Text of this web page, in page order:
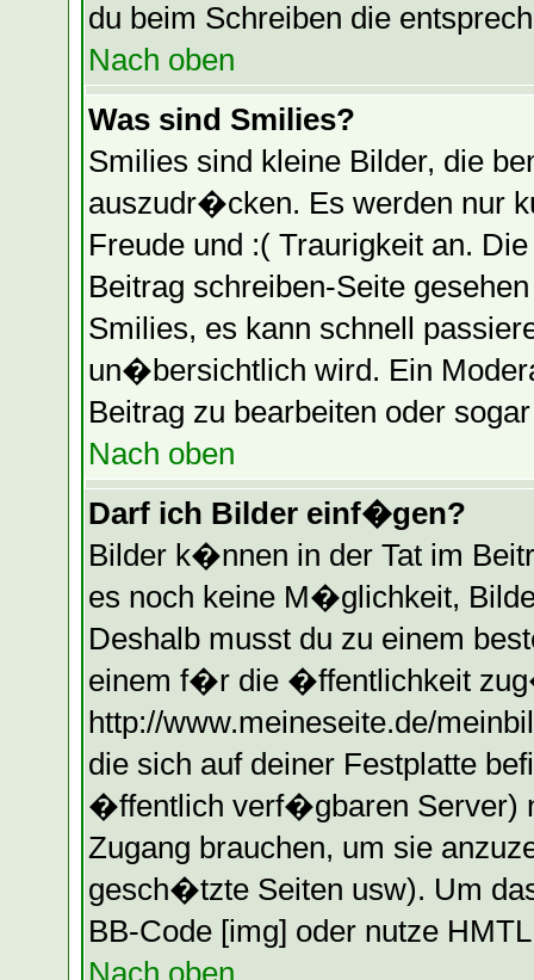
du beim Schreiben die
Nach oben
Was sind Smilies?
Smilies sind kleine Bilder, die
auszudr�cken. Es werden nur
Freude und :( Traurigkeit an.
Beitrag schreiben-Seite
Smilies, es kann schnell
un�bersichtlich wird. Ein
Beitrag zu bearbeiten oder
Nach oben
Darf ich Bilder einf�gen?
Bilder k�nnen in der Tat im
es noch keine M�glichkeit,
Deshalb musst du zu einem
einem f�r die �ffentlichkeit
http://www.meineseite.de/
die sich auf deiner Festplatte
�ffentlich verf�gbaren Server)
Zugang brauchen, um sie
gesch�tzte Seiten usw). Um
BB-Code [img] oder nutze
Nach oben